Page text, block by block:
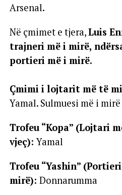
Arsenal.
Në çmimet e tjera,Luis
trajneri më i mirë,
portieri më i mirë.
Çmimi i lojtarit më të
Yamal. Sulmuesi më i
Trofeu “Kopa” (Lojtari
vjeç):Yamal
Trofeu “Yashin”
mirë): Donnarumma